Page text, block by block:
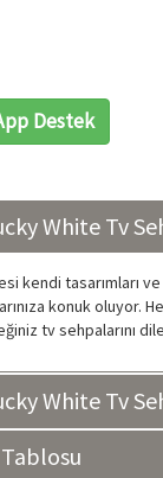
Destek
White Tv
kendi tasarımları
konuk oluyor.
tv sehpalarını
White Tv